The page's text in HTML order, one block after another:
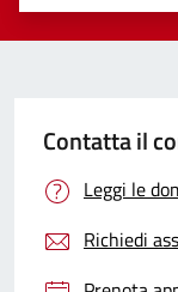
Contatta il
Leggi le
Richiedi